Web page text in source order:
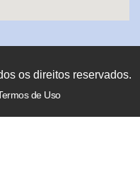
os direitos reservados.
de Uso